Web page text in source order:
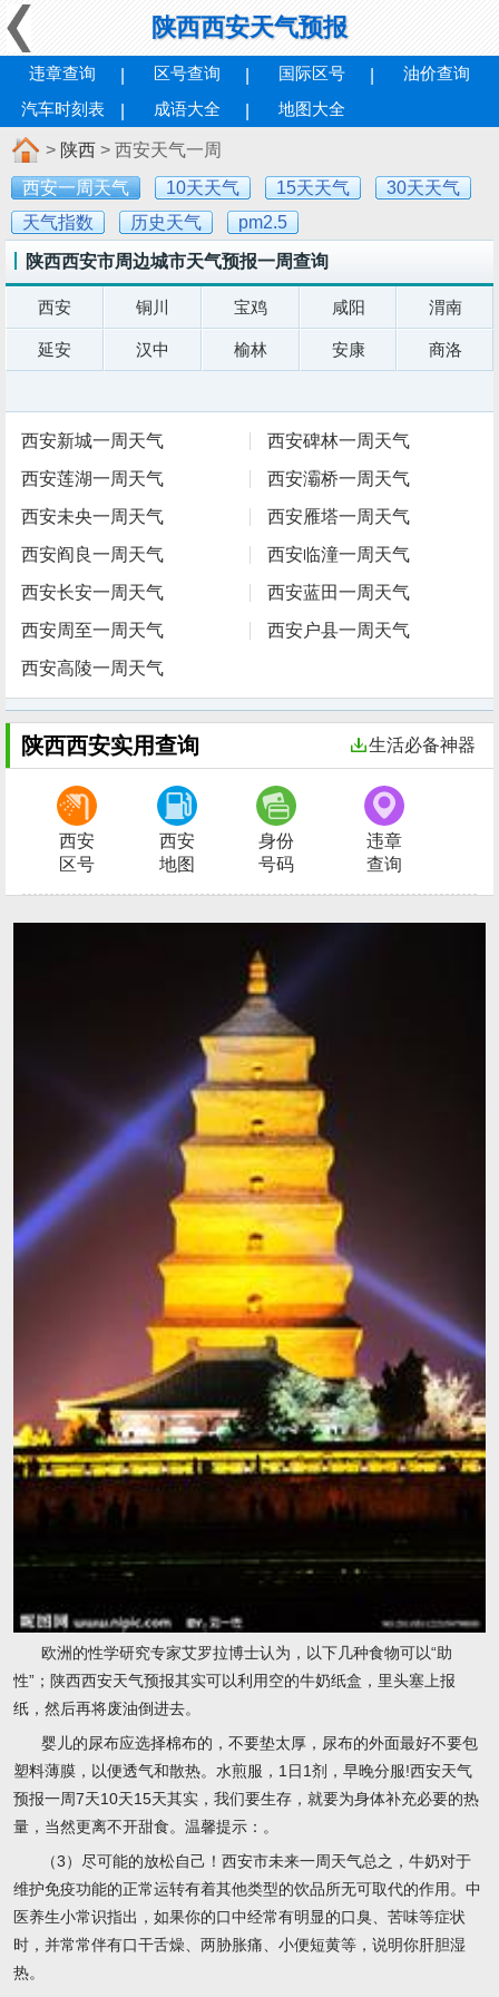
陕西西安天气预报
违章查询 区号查询 国际区号
油价查询
汽车时刻表
成语大全 地图大全
> 陕西 > 西安天气一周
西安一周天气
10天天气 15天天气
30天天气
天气指数
历史天气 pm2.5
陕西西安市周边城市天气预报一周查询
西安 铜川 宝鸡 咸阳 渭南
延安 汉中 榆林 安康 商洛
西安新城一周天气
西安碑林一周天气
西安莲湖一周天气
西安灞桥一周天气
西安未央一周天气
西安雁塔一周天气
西安阎良一周天气
西安临潼一周天气
西安长安一周天气
西安蓝田一周天气
西安周至一周天气
西安户县一周天气
西安高陵一周天气
陕西西安实用查询 生活必备神器
西安
区号
西安
地图
身份
号码
违章
查询
欧洲的性学研究专家艾罗拉博士认为，以下几种食物可以“助
性”；陕西西安天气预报其实可以利用空的牛奶纸盒，里头塞上报
纸，然后再将废油倒进去。
婴儿的尿布应选择棉布的，不要垫太厚，尿布的外面最好不要包
塑料薄膜，以便透气和散热。水煎服，1日1剂，早晚分服!西安天气
预报一周7天10天15天其实，我们要生存，就要为身体补充必要的热
量，当然更离不开甜食。温馨提示：。
（3）尽可能的放松自己！西安市未来一周天气总之，牛奶对于
维护免疫功能的正常运转有着其他类型的饮品所无可取代的作用。中
医养生小常识指出，如果你的口中经常有明显的口臭、苦味等症状
时，并常常伴有口干舌燥、两胁胀痛、小便短黄等，说明你肝胆湿
热。